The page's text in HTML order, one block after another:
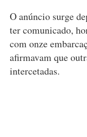
O anúncio surge
ter comunicado,
com onze
afirmavam que
intercetadas.